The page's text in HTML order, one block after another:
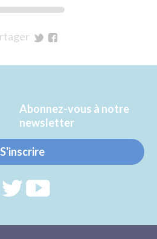
Twitter
Facebook
Abonnez-vous à notre
newsletter
S'inscrire
RejoignezRejoignez